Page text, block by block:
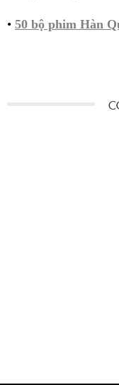
• 50 bộ phim Hàn